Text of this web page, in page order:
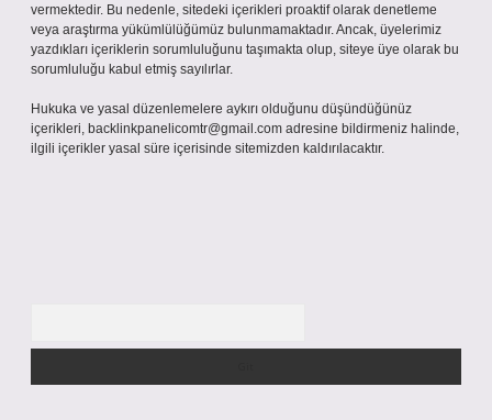
vermektedir. Bu nedenle, sitedeki içerikleri proaktif olarak denetleme
veya araştırma yükümlülüğümüz bulunmamaktadır. Ancak, üyelerimiz
yazdıkları içeriklerin sorumluluğunu taşımakta olup, siteye üye olarak bu
sorumluluğu kabul etmiş sayılırlar.
Hukuka ve yasal düzenlemelere aykırı olduğunu düşündüğünüz
içerikleri, backlinkpanelicomtr@gmail.com adresine bildirmeniz halinde,
ilgili içerikler yasal süre içerisinde sitemizden kaldırılacaktır.